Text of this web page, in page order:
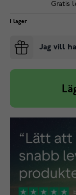
Gratis
I lager
Jag vill